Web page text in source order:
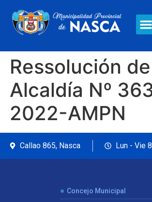
Ressolución de
Alcaldía Nº
2022-AMPN
Callao 865, Nasca Lun - Vie
Concejo Municipal